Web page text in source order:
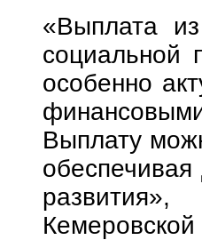
«Выплата
социальной
особенно
Выплату